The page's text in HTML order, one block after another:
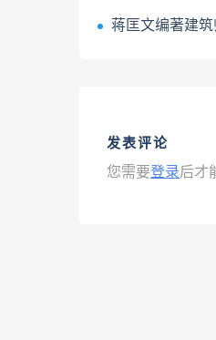
蒋匡文编著建筑
发表评论
您需要登录后才